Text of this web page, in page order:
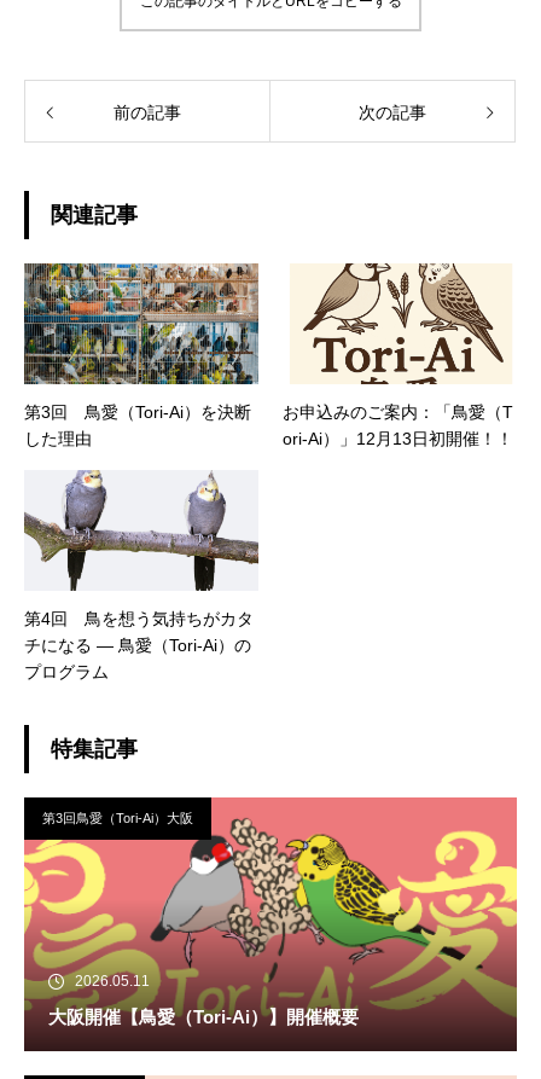
前の記事 次の記事
関連記事
第3回 鳥愛（Tori-Ai）を決断
した理由
お申込みのご案内：「鳥愛（T
ori-Ai）」12月13日初開催！！
第4回 鳥を想う気持ちがカタ
チになる ― 鳥愛（Tori-Ai）の
プログラム
特集記事
第3回鳥愛（Tori-Ai）大阪
2026.05.11
大阪開催【鳥愛（Tori-Ai）】開催概要